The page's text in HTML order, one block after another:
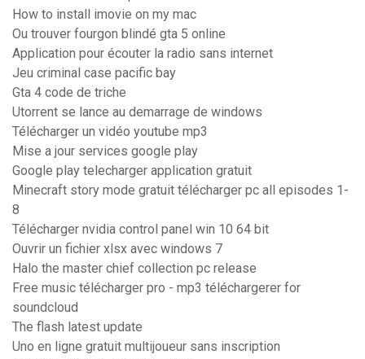
How to install imovie on my mac
Ou trouver fourgon blindé gta 5 online
Application pour écouter la radio sans internet
Jeu criminal case pacific bay
Gta 4 code de triche
Utorrent se lance au demarrage de windows
Télécharger un vidéo youtube mp3
Mise a jour services google play
Google play telecharger application gratuit
Minecraft story mode gratuit télécharger pc all episodes 1-
8
Télécharger nvidia control panel win 10 64 bit
Ouvrir un fichier xlsx avec windows 7
Halo the master chief collection pc release
Free music télécharger pro - mp3 téléchargerer for
soundcloud
The flash latest update
Uno en ligne gratuit multijoueur sans inscription